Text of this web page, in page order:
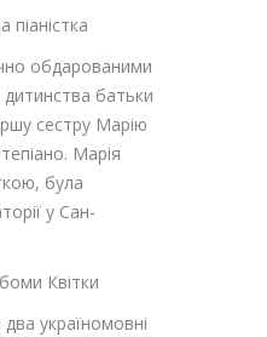
піаністка
обдарованими
батьки
сестру Марію
Марія
була
у Сан-
Квітки
два україномовні